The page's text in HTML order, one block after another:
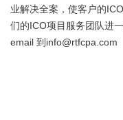
业解决全案，使客户的
们的ICO项目服务团队进
email 到info@rtfcpa.com